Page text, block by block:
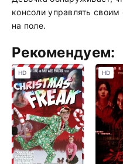
консоли управлять
на поле.
Рекомендуем:
HD HD